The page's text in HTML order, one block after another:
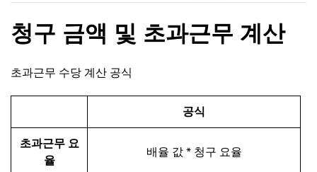
청구 금액 및 초과근무 계산
초과근무 수당 계산 공식
공식
초과근무 요
율
배율 값 * 청구 요율